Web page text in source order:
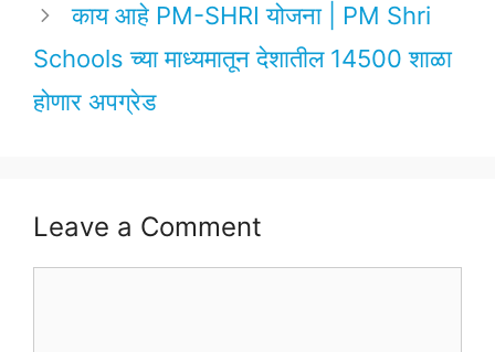
काय आहे PM-SHRI योजना | PM Shri
Schools च्या माध्यमातून देशातील 14500 शाळा
होणार अपग्रेड
Leave a Comment